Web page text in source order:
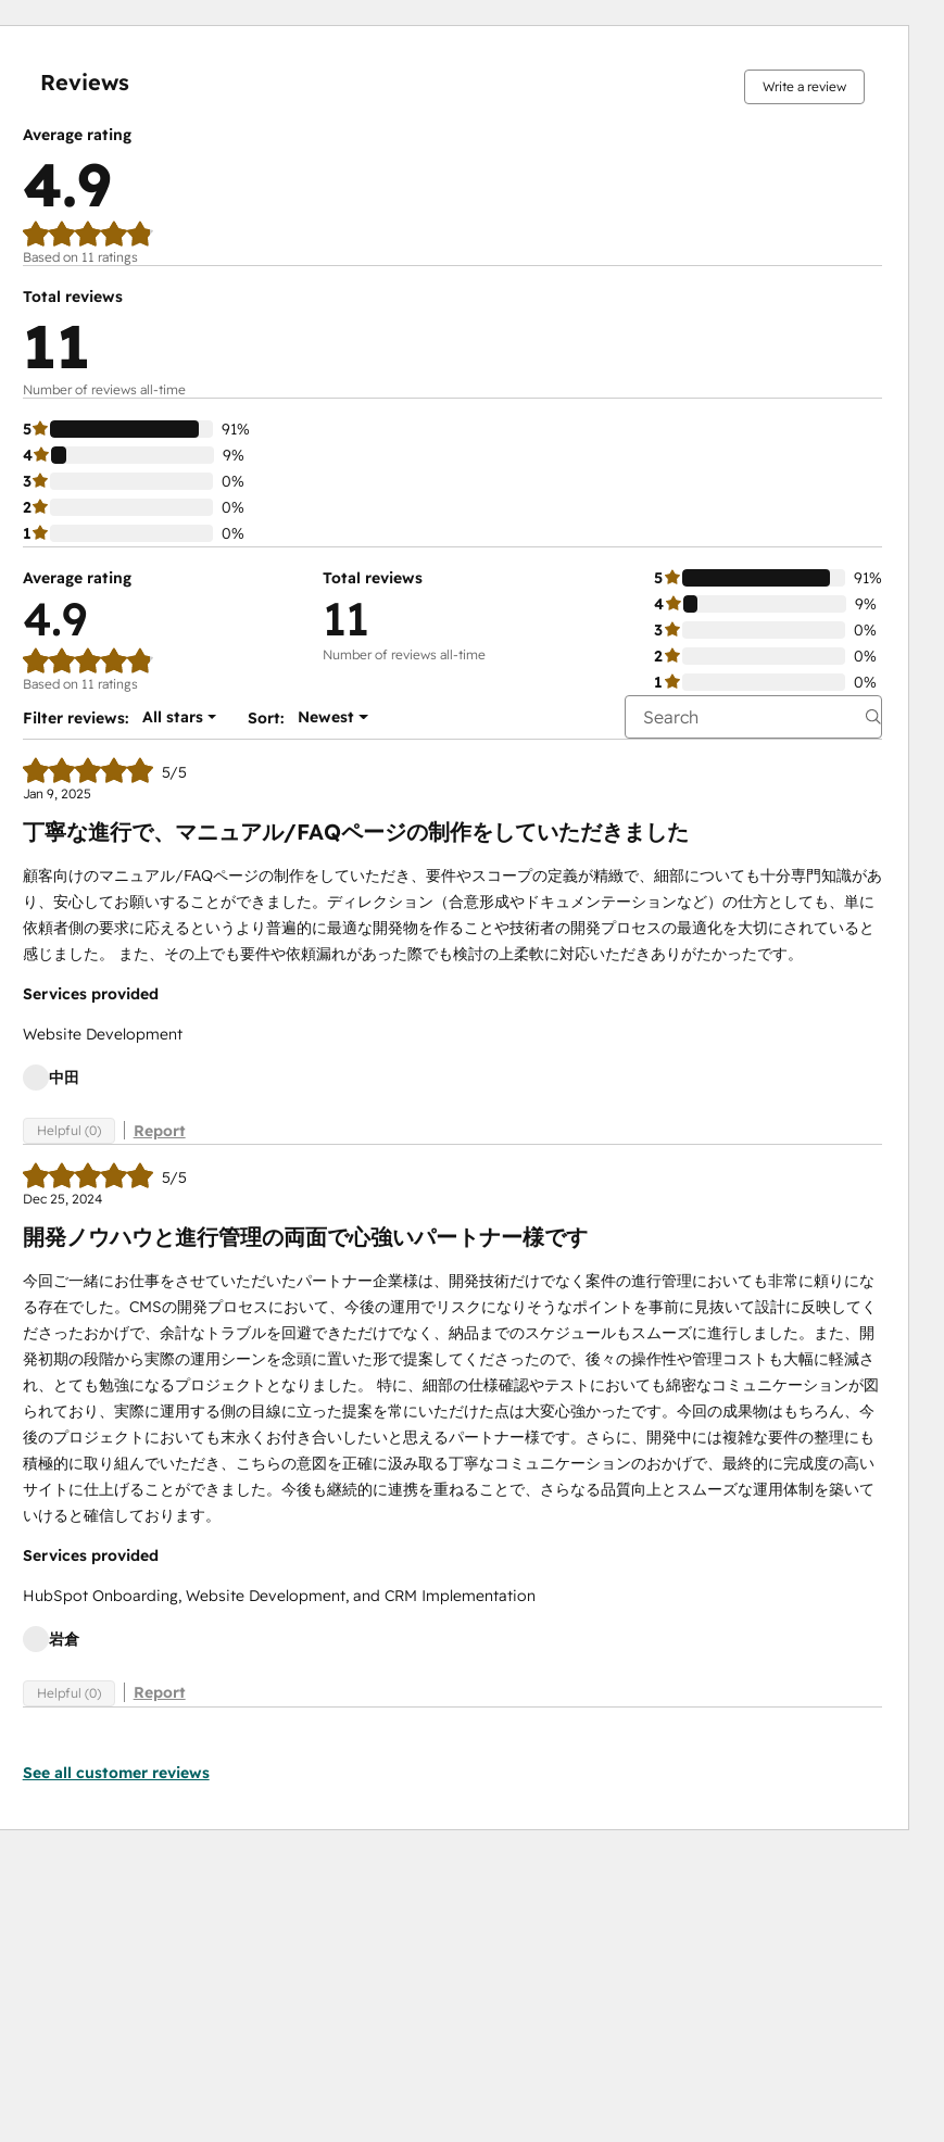
Reviews Write a review
Average rating
4.9
Based on 11 ratings
Total reviews
11
Number of reviews all-time
5
91%
4
9%
3
0%
2
0%
1
0%
Average rating
4.9
Based on 11 ratings
Total reviews
11
Number of reviews all-time
5
91%
4
9%
3
0%
2
0%
1
0%
Filter reviews:
All stars Sort: Newest
5/5
Jan 9, 2025
丁寧な進行で、マニュアル/FAQページの制作をしていただきました
顧客向けのマニュアル/FAQページの制作をしていただき、要件やスコープの定義が精緻で、細部についても十分専門知識があ
り、安心してお願いすることができました。ディレクション（合意形成やドキュメンテーションなど）の仕方としても、単に
依頼者側の要求に応えるというより普遍的に最適な開発物を作ることや技術者の開発プロセスの最適化を大切にされていると
感じました。 また、その上でも要件や依頼漏れがあった際でも検討の上柔軟に対応いただきありがたかったです。
Services provided
Website Development
中田
Helpful (0) Report
5/5
Dec 25, 2024
開発ノウハウと進行管理の両面で心強いパートナー様です
今回ご一緒にお仕事をさせていただいたパートナー企業様は、開発技術だけでなく案件の進行管理においても非常に頼りにな
る存在でした。CMSの開発プロセスにおいて、今後の運用でリスクになりそうなポイントを事前に見抜いて設計に反映してく
ださったおかげで、余計なトラブルを回避できただけでなく、納品までのスケジュールもスムーズに進行しました。また、開
発初期の段階から実際の運用シーンを念頭に置いた形で提案してくださったので、後々の操作性や管理コストも大幅に軽減さ
れ、とても勉強になるプロジェクトとなりました。 特に、細部の仕様確認やテストにおいても綿密なコミュニケーションが図
られており、実際に運用する側の目線に立った提案を常にいただけた点は大変心強かったです。今回の成果物はもちろん、今
後のプロジェクトにおいても末永くお付き合いしたいと思えるパートナー様です。さらに、開発中には複雑な要件の整理にも
積極的に取り組んでいただき、こちらの意図を正確に汲み取る丁寧なコミュニケーションのおかげで、最終的に完成度の高い
サイトに仕上げることができました。今後も継続的に連携を重ねることで、さらなる品質向上とスムーズな運用体制を築いて
いけると確信しております。
Services provided
HubSpot Onboarding, Website Development, and CRM Implementation
岩倉
Helpful (0) Report
See all customer reviews